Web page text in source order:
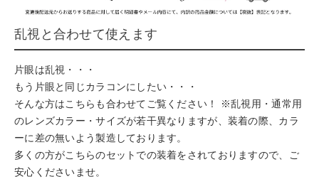
乱視と合わせて使えます
片眼は乱視・・・
もう片眼と同じカラコンにしたい・・・
そんな方はこちらも合わせてご覧ください！ ※乱視用・通常用
のレンズカラー・サイズが若干異なりますが、装着の際、カラ
ーに差の無いよう製造しております。
多くの方がこちらのセットでの装着をされておりますので、ご
安心くださいませ。